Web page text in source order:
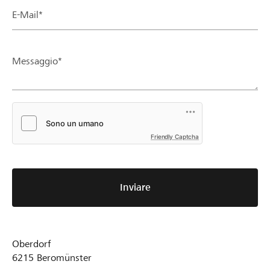
E-Mail*
Messaggio*
Friendly Captcha
Inviare
Oberdorf
6215 Beromünster